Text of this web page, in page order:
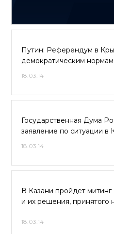
Путин: Референдум в
демократическим нормам
18.03.14
Государственная Дума
заявление по ситуации в
18.03.14
В Казани пройдет
и их решения, принятого
18.03.14